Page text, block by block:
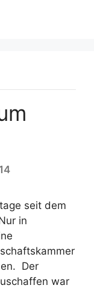
seit dem
in
Der
war